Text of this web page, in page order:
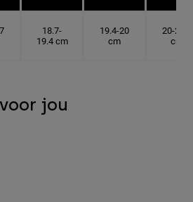
18.7-
19.4 cm
19.4-20
cm
20-20.6
cm
jou